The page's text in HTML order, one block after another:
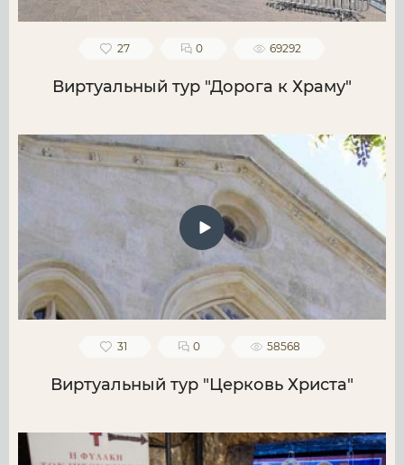
27 0 69292
Виртуальный тур "Дорога к Храму"
31 0 58568
Виртуальный тур "Церковь Христа"